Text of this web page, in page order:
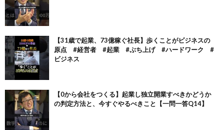
【31歳で起業、73億稼ぐ社長】歩くことがビジネスの
原点 #経営者 #起業 #ぶち上げ #ハードワーク #
ビジネス
【0から会社をつくる】起業し独立開業すべきかどうか
の判定方法と、今すぐやるべきこと【一問一答Q14】